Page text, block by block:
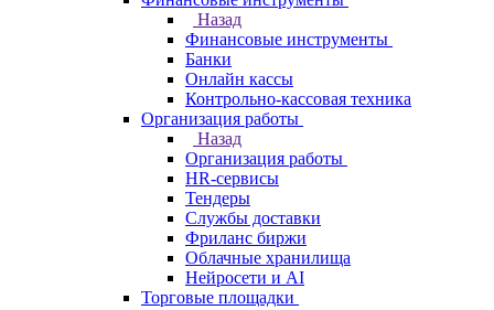
Назад
Финансовые инструменты
Банки
Онлайн кассы
Контрольно-кассовая техника
Организация работы
Назад
Организация работы
HR-сервисы
Тендеры
Службы доставки
Фриланс биржи
Облачные хранилища
Нейросети и AI
Торговые площадки